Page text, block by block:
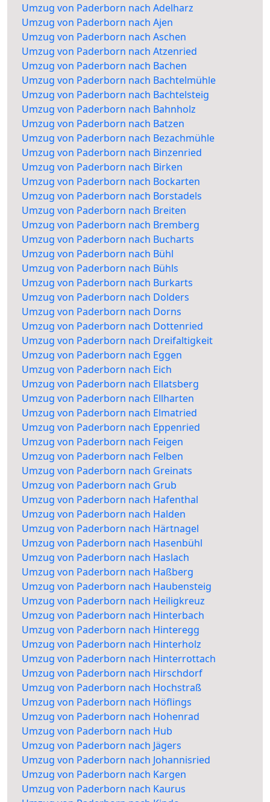
Umzug von Paderborn nach Adelharz
Umzug von Paderborn nach Ajen
Umzug von Paderborn nach Aschen
Umzug von Paderborn nach Atzenried
Umzug von Paderborn nach Bachen
Umzug von Paderborn nach Bachtelmühle
Umzug von Paderborn nach Bachtelsteig
Umzug von Paderborn nach Bahnholz
Umzug von Paderborn nach Batzen
Umzug von Paderborn nach Bezachmühle
Umzug von Paderborn nach Binzenried
Umzug von Paderborn nach Birken
Umzug von Paderborn nach Bockarten
Umzug von Paderborn nach Borstadels
Umzug von Paderborn nach Breiten
Umzug von Paderborn nach Bremberg
Umzug von Paderborn nach Bucharts
Umzug von Paderborn nach Bühl
Umzug von Paderborn nach Bühls
Umzug von Paderborn nach Burkarts
Umzug von Paderborn nach Dolders
Umzug von Paderborn nach Dorns
Umzug von Paderborn nach Dottenried
Umzug von Paderborn nach Dreifaltigkeit
Umzug von Paderborn nach Eggen
Umzug von Paderborn nach Eich
Umzug von Paderborn nach Ellatsberg
Umzug von Paderborn nach Ellharten
Umzug von Paderborn nach Elmatried
Umzug von Paderborn nach Eppenried
Umzug von Paderborn nach Feigen
Umzug von Paderborn nach Felben
Umzug von Paderborn nach Greinats
Umzug von Paderborn nach Grub
Umzug von Paderborn nach Hafenthal
Umzug von Paderborn nach Halden
Umzug von Paderborn nach Härtnagel
Umzug von Paderborn nach Hasenbühl
Umzug von Paderborn nach Haslach
Umzug von Paderborn nach Haßberg
Umzug von Paderborn nach Haubensteig
Umzug von Paderborn nach Heiligkreuz
Umzug von Paderborn nach Hinterbach
Umzug von Paderborn nach Hinteregg
Umzug von Paderborn nach Hinterholz
Umzug von Paderborn nach Hinterrottach
Umzug von Paderborn nach Hirschdorf
Umzug von Paderborn nach Hochstraß
Umzug von Paderborn nach Höflings
Umzug von Paderborn nach Hohenrad
Umzug von Paderborn nach Hub
Umzug von Paderborn nach Jägers
Umzug von Paderborn nach Johannisried
Umzug von Paderborn nach Kargen
Umzug von Paderborn nach Kaurus